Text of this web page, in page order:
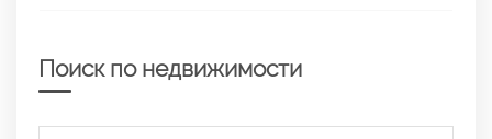
Поиск по недвижимости